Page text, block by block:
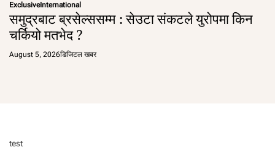
ExclusiveInternational
समुद्रबाट ब्रसेल्ससम्म : सेउटा संकटले युरोपमा किन
चर्कियो मतभेद ?
August 5, 2026डिजिटल खबर
test